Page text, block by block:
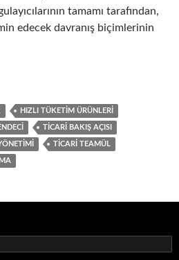
tamamı tarafından,
edecek davranış biçimlerinin
toptan ticaretinde, ticari teamüller
HIZLI TÜKETIM ÜRÜNLERI
TICARI BAKIŞ AÇISI
TICARI TEAMÜL